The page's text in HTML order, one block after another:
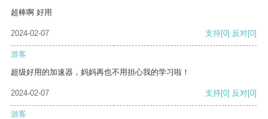
超棒啊 好用
2024-02-07 支持[0] 反对[0]
游客
超级好用的加速器，妈妈再也不用担心我的学习啦！
2024-02-07 支持[0] 反对[0]
游客